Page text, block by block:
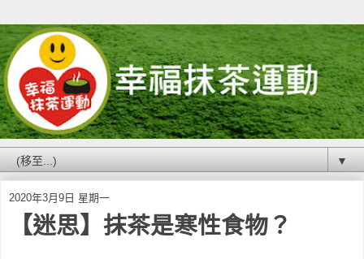
▼
2020年3月9日 星期一
【迷思】抹茶是寒性食物？